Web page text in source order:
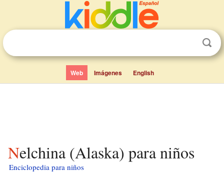
Web Imágenes English
Nelchina (Alaska) para niños
Enciclopedia para niños